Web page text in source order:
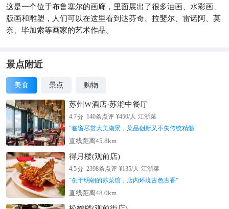
这是一个位于布鲁塞尔的画廊，里面展出了很多油画、水彩画、
版画和雕塑，人们可以在这里看到达芬奇、拉斐尔、雷诺阿、莫
奈、毕加索等画家的艺术作品。
景点附近
美食 景点 购物
苏州W酒店·苏滟中餐厅
4.7分 140条点评 ¥450/人 江浙菜
"临窗尽赏大美湖景，菜品创新又不失传统精髓"
直线距离45.8km
得月楼(观前店)
4.5分 2398条点评 ¥135/人 江浙菜
"创于明朝的苏菜馆，店内环境古色古香"
直线距离48.0km